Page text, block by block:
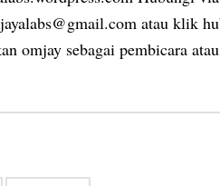
atau klik
omjay sebagai pembicara